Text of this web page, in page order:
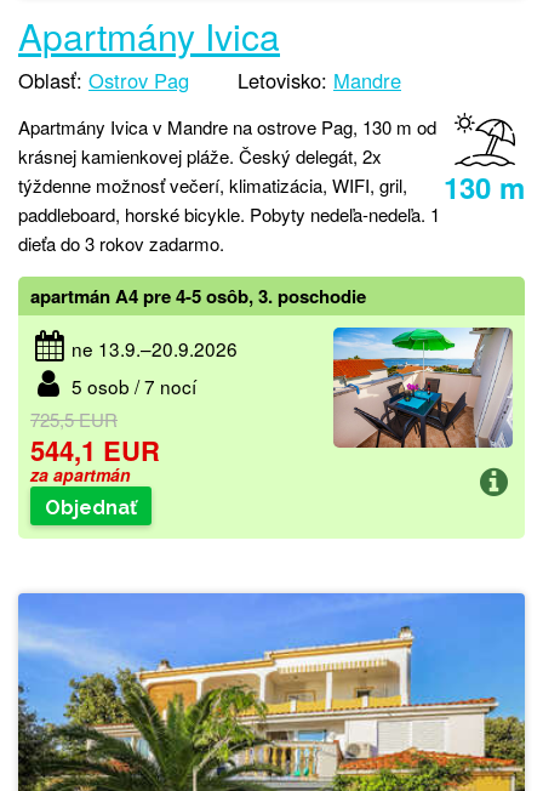
Apartmány Ivica
Oblasť: Ostrov Pag Letovisko: Mandre
130 m
Apartmány Ivica v Mandre na ostrove Pag, 130 m od
krásnej kamienkovej pláže. Český delegát, 2x
týždenne možnosť večerí, klimatizácia, WIFI, gril,
paddleboard, horské bicykle. Pobyty nedeľa-nedeľa. 1
dieťa do 3 rokov zadarmo.
apartmán A4 pre 4-5 osôb, 3. poschodie
ne 13.9.–20.9.2026
5 osob / 7 nocí
725,5 EUR
544,1 EUR
za apartmán
Objednať